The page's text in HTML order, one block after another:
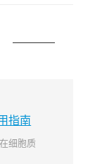
指南
细胞质